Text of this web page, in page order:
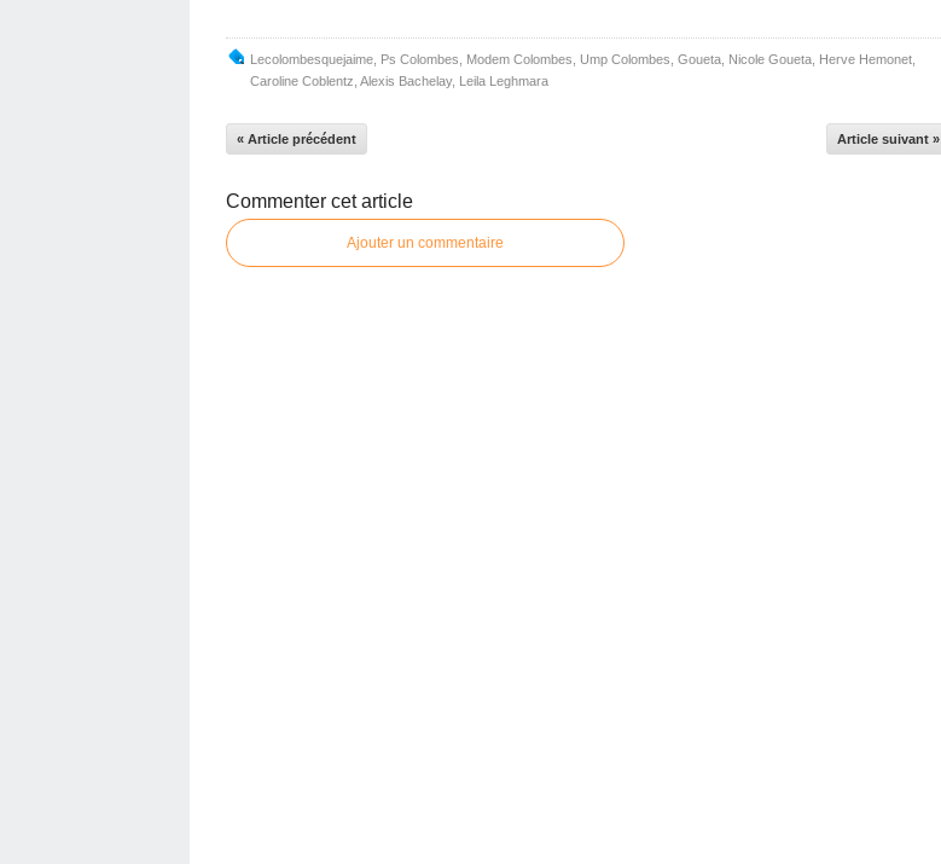
Lecolombesquejaime Ps Colombes Modem Colombes Ump Colombes Goueta Nicole Goueta Herve Hemonet
Caroline Coblentz Alexis Bachelay, Leila Leghmara
« Article précédent Article suivant »
Commenter cet article
Ajouter un commentaire